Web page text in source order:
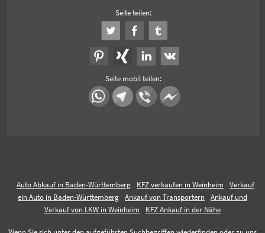
Seite teilen:
Seite mobil teilen:
Auto Abkauf in Baden-Württemberg KFZ verkaufen in Weinheim
Verkauf
ein Auto in Baden-Württemberg
Ankauf von Transportern
Ankauf und
Verkauf von LKW in Weinheim
KFZ Ankauf in der Nähe